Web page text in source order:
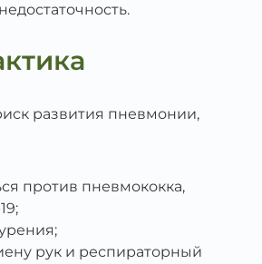
развития пневмонии,
против пневмококка,
рук и респираторный